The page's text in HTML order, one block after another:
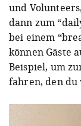
und
dann zum
bei einem
können Gäste
Beispiel, um
fahren, den